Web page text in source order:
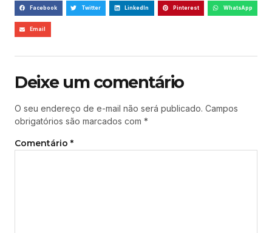
Facebook Twitter LinkedIn Pinterest WhatsApp
Email
Deixe um comentário
O seu endereço de e-mail não será publicado. Campos
obrigatórios são marcados com *
Comentário *